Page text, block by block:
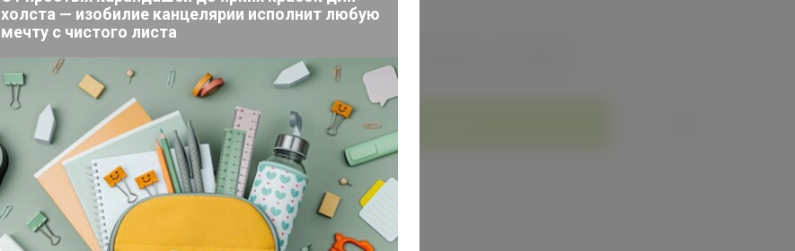
Цвет
Фиолетовый
холста — изобилие канцелярии исполнит любую
мечту с чистого листа